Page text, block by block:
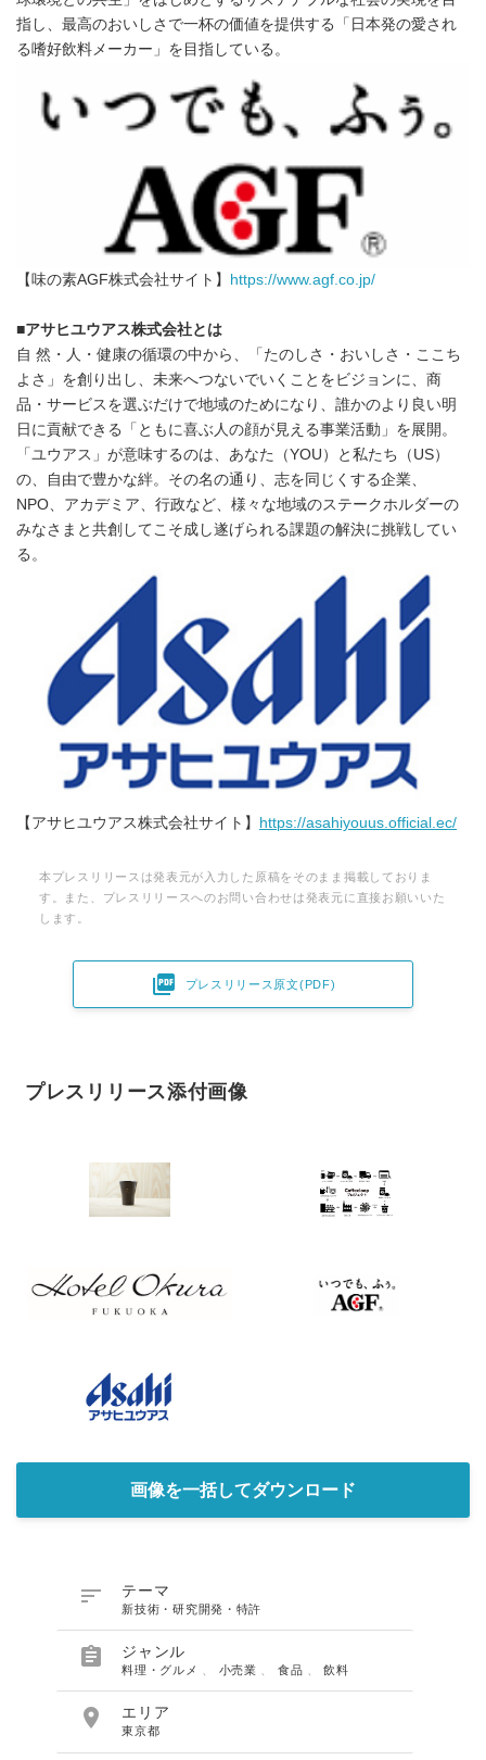
指し、最高のおいしさで一杯の価値を提供する「日本発の愛され
る嗜好飲料メーカー」を目指している。
【味の素AGF株式会社サイト】 https://www.agf.co.jp/
■アサヒユウアス株式会社とは
自 然・人・健康の循環の中から、「たのしさ・おいしさ・ここち
よさ」を創り出し、未来へつないでいくことをビジョンに、商
品・サービスを選ぶだけで地域のためになり、誰かのより良い明
日に貢献できる「ともに喜ぶ人の顔が見える事業活動」を展開。
「ユウアス」が意味するのは、あなた（YOU）と私たち（US）
の、自由で豊かな絆。その名の通り、志を同じくする企業、
NPO、アカデミア、行政など、様々な地域のステークホルダーの
みなさまと共創してこそ成し遂げられる課題の解決に挑戦してい
る。
【アサヒユウアス株式会社サイト】 https://asahiyouus.official.ec/
本プレスリリースは発表元が入力した原稿をそのまま掲載しておりま
す。また、プレスリリースへのお問い合わせは発表元に直接お願いいた
します。
 プレスリリース原文(PDF)
プレスリリース添付画像
画像を一括してダウンロード
 テーマ
新技術・研究開発・特許
 ジャンル
料理・グルメ 小売業 食品 、飲料
 エリア
東京都